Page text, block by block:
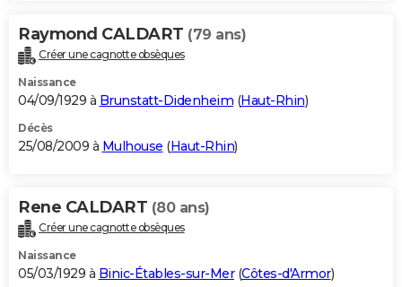
Raymond CALDART (79 ans)
Créer une cagnotte obsèques
Naissance
04/09/1929 à Brunstatt-Didenheim (Haut-Rhin)
Décès
25/08/2009 à Mulhouse (Haut-Rhin)
Rene CALDART (80 ans)
Créer une cagnotte obsèques
Naissance
05/03/1929 à Binic-Étables-sur-Mer(Côtes-d'Armor)